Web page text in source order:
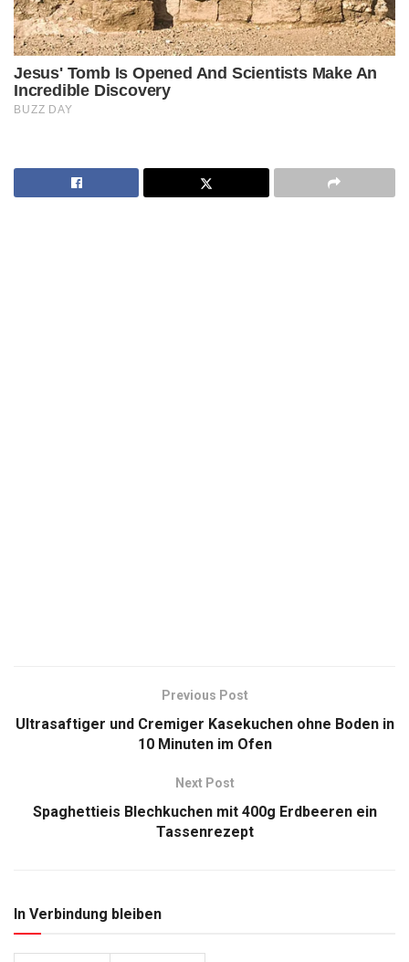
Previous Post
Ultrasaftiger und Cremiger Kasekuchen ohne Boden in
10 Minuten im Ofen
Next Post
Spaghettieis Blechkuchen mit 400g Erdbeeren ein
Tassenrezept
In Verbindung bleiben